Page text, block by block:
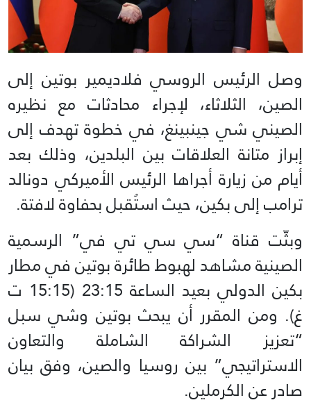
وصل الرئيس الروسي فلاديمير بوتين إلى
الصين، الثلاثاء، لإجراء محادثات مع نظيره
الصيني شي جينبينغ، في خطوة تهدف إلى
إبراز متانة العلاقات بين البلدين، وذلك بعد
أيام من زيارة أجراها الرئيس الأميركي دونالد
ترامب إلى بكين، حيث استُقبل بحفاوة لافتة.
وبثّت قناة “سي سي تي في” الرسمية
الصينية مشاهد لهبوط طائرة بوتين في مطار
بكين الدولي بعيد الساعة 23:15 (15:15 ت
غ). ومن المقرر أن يبحث بوتين وشي سبل
“تعزيز الشراكة الشاملة والتعاون
الاستراتيجي” بين روسيا والصين، وفق بيان
صادر عن الكرملين.